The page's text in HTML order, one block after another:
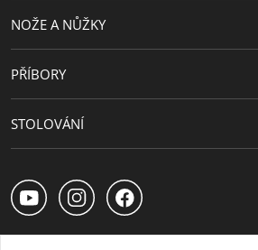
NOŽE A NŮŽKY
PŘÍBORY
STOLOVÁNÍ